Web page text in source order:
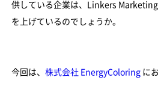
供している企業は、Linkers
を上げているのでしょうか。
今回は、株式会社 EnergyColoring に